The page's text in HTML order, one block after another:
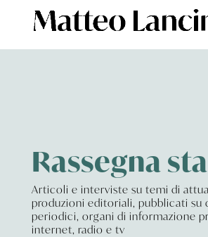
Rassegna
Articoli e interviste su temi di
produzioni editoriali, pubblicati su
periodici, organi di informazione
internet, radio e tv